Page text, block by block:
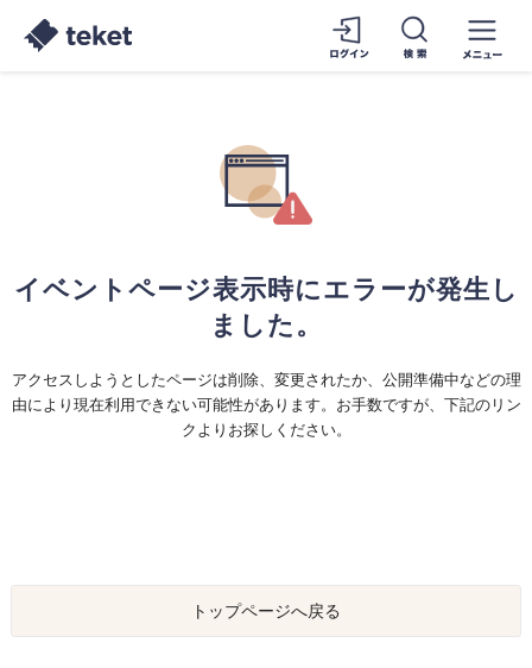
イベントページ表示時にエラーが発生し
ました。
アクセスしようとしたページは削除、変更されたか、公開準備中などの理
由により現在利用できない可能性があります。お手数ですが、下記のリン
クよりお探しください。
トップページへ戻る